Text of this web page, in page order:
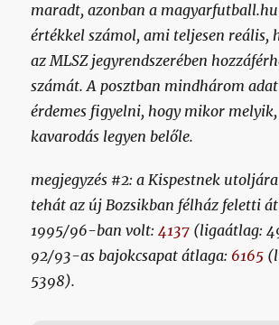
maradt, azonban a
értékkel számol, ami teljesen reális,
az MLSZ jegyrendszerében
számát. A posztban mindhárom
érdemes figyelni, hogy mikor
kavarodás legyen belőle.
megjegyzés #2: a Kispestnek
tehát az új Bozsikban félház feletti
1995/96-ban volt:4137 (ligaátlag:
92/93-as bajokcsapat átlaga: 6165
5398).